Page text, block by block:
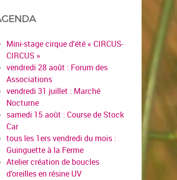
Mini-stage cirque d'été « CIRCUS-
CIRCUS »
vendredi 28 août : Forum des
Associations
vendredi 31 juillet : Marché
Nocturne
samedi 15 août : Course de Stock
Car
tous les 1ers vendredi du mois :
Guinguette à la Ferme
Atelier création de boucles
d’oreilles en résine UV